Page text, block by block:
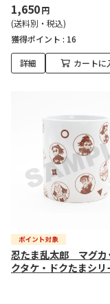
1,650円
(送料別・税込)
獲得ポイント : 16
詳細 カートに
忍たま乱太郎 マグカ
クタケ・ドクたまシリ